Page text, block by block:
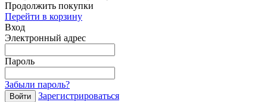
Продолжить покупки
Перейти в корзину
Вход
Электронный адрес
Пароль
Забыли пароль?
Войти
Зарегистрироваться